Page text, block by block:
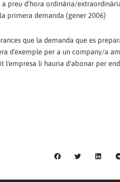
preu d'hora ordinària/
primera demanda (gener 2006)
que la demanda que es
d'exemple per a un company/a
l'empresa li hauria d'abonar per